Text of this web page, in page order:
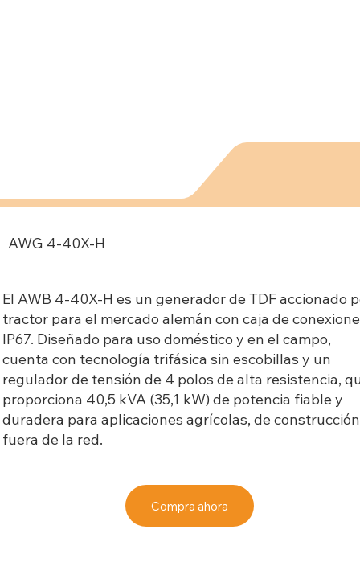
AWG 4-40X-H
El AWB 4-40X-H es un generador de TDF accionado
tractor para el mercado alemán con caja de
IP67. Diseñado para uso doméstico y en el campo,
cuenta con tecnología trifásica sin escobillas y un
regulador de tensión de 4 polos de alta resistencia,
proporciona 40,5 kVA (35,1 kW) de potencia fiable y
duradera para aplicaciones agrícolas, de
fuera de la red.
Compra ahora